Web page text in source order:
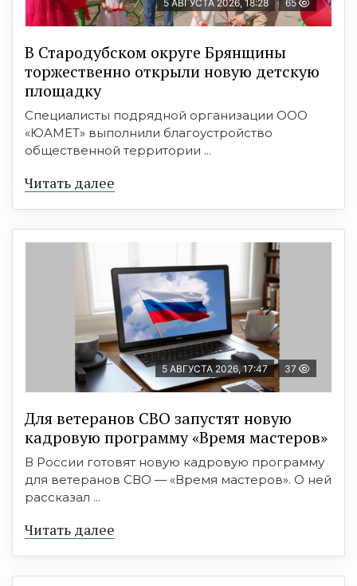
5 АВГУСТА 2026, 18:28 65
В Стародубском округе Брянщины
торжественно открыли новую детскую
площадку
Специалисты подрядной организации ООО
«ЮАМЕТ» выполнили благоустройство
общественной территории ...
Читать далее
5 АВГУСТА 2026, 17:47 37
Для ветеранов СВО запустят новую
кадровую программу «Время мастеров»
В России готовят новую кадровую программу
для ветеранов СВО — «Время мастеров». О ней
рассказал ...
Читать далее